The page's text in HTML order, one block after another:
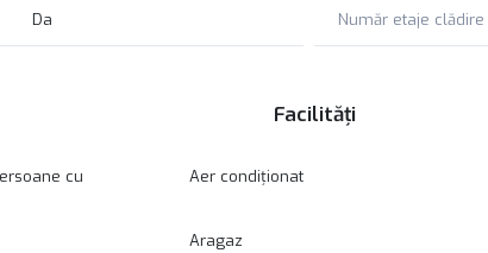
Da Număr etaje clădire
Facilități
cu
Aer condiționat
Aragaz